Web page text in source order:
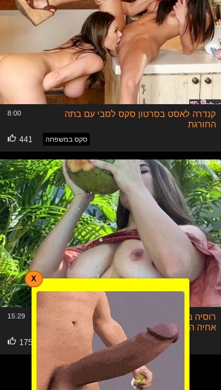
קנדרה לאסט בסרטון סקס לסבי עם בתה
החורגת
8:00
סקס במשפחה 441
רוסיה מהממת עם ציצי ענק בזיון לוהט עם
אחיה החורג
15:29
סקס במשפחה 175
1 2 3 4 הבא
X